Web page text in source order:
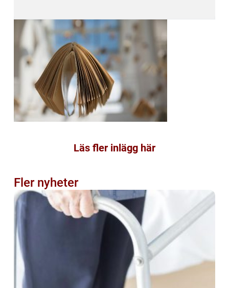
Läs fler inlägg här
Fler nyheter